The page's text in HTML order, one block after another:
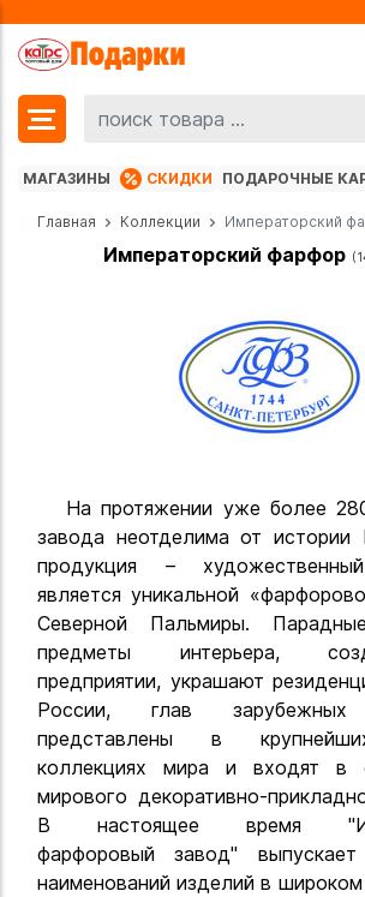
МАГАЗИНЫ СКИДКИ ПОДАРОЧНЫЕ
Главная Коллекции Императорский
Императорский фарфор
На протяжении уже более
завода неотделима от истории
продукция –
является уникальной
Северной Пальмиры.
предметы интерьера,
предприятии, украшают
России, глав зарубежных
представлены в
коллекциях мира и входят в
мирового декоративно-
В настоящее время
фарфоровый завод"
наименований изделий в